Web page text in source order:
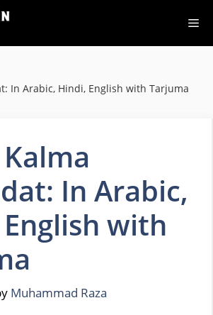
In Arabic, Hindi, English with Tarjuma
In Arabic,
with
Muhammad Raza